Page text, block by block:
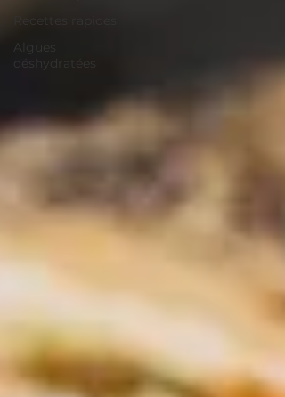
Recettes rapides
Algues
déshydratées